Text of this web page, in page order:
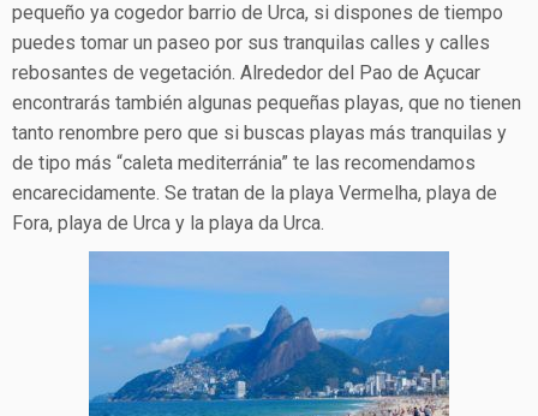
pequeño ya cogedor barrio de Urca, si dispones de tiempo
puedes tomar un paseo por sus tranquilas calles y calles
rebosantes de vegetación. Alrededor del Pao de Açucar
encontrarás también algunas pequeñas playas, que no tienen
tanto renombre pero que si buscas playas más tranquilas y
de tipo más “caleta mediterránia” te las recomendamos
encarecidamente. Se tratan de la playa Vermelha, playa de
Fora, playa de Urca y la playa da Urca.